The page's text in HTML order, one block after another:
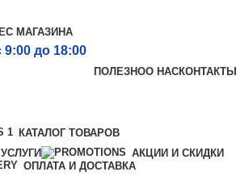
МАГАЗИНА
9:00 до 18:00
ПОЛЕЗНОО НАСКОНТАКТЫ
КАТАЛОГ ТОВАРОВ
АКЦИИ И СКИДКИ
ОПЛАТА И ДОСТАВКА